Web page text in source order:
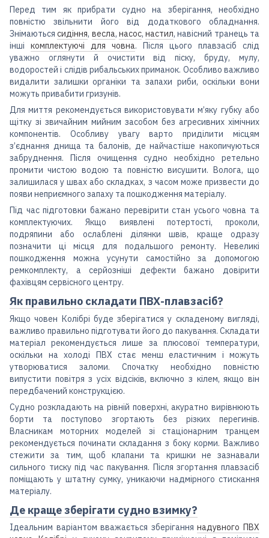
Перед тим як прибрати судно на зберігання, необхідно
повністю звільнити його від додаткового обладнання.
Знімаютьсясидіння, весла, насос,настил, навісний транець та
інші комплектуючі для човна. Після цього плавзасіб слід
уважно оглянути й очистити від піску, бруду, мулу,
водоростей і слідів рибальських приманок. Особливо важливо
видалити залишки органіки та запахи риби, оскільки вони
можуть привабити гризунів.
Для миття рекомендується використовувати м’яку губку або
щітку зі звичайним мийним засобом без агресивних хімічних
компонентів. Особливу увагу варто приділити місцям
з’єднання днища та балонів, де найчастіше накопичуються
забруднення. Після очищення судно необхідно ретельно
промити чистою водою та повністю висушити. Волога, що
залишилася у швах або складках, з часом може призвести до
появи неприємного запаху та пошкодження матеріалу.
Під час підготовки бажано перевірити стан усього човна та
комплектуючих. Якщо виявлені потертості, проколи,
подряпини або ослаблені ділянки швів, краще одразу
позначити ці місця для подальшого ремонту. Невеликі
пошкодження можна усунути самостійно за допомогою
ремкомплекту, а серйозніші дефекти бажано довірити
фахівцям сервісного центру.
Як правильно складати ПВХ-плавзасіб?
Якщо човен Колібрі буде зберігатися у складеному вигляді,
важливо правильно підготувати його до пакування. Складати
матеріал рекомендується лише за плюсової температури,
оскільки на холоді ПВХ стає менш еластичним і можуть
утворюватися заломи. Спочатку необхідно повністю
випустити повітря з усіх відсіків, включно з кілем, якщо він
передбачений конструкцією.
Судно розкладають на рівній поверхні, акуратно вирівнюють
борти та поступово згортають без різких перегинів.
Власникам моторних моделей зі стаціонарним транцем
рекомендується починати складання з боку корми. Важливо
стежити за тим, щоб клапани та кришки не зазнавали
сильного тиску під час пакування. Після згортання плавзасіб
поміщають у штатну сумку, уникаючи надмірного стискання
матеріалу.
Де краще зберігати судно взимку?
Ідеальним варіантом вважається зберіганнянадувного ПВХ